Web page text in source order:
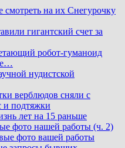
на их Снегурочку
гигантский счет за
робот-гуманоид
нудистской
верблюдов сняли с
и подтяжки
лет на 15 раньше
фото нашей работы (ч. 2)
фото вашей работы